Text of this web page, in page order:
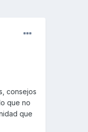
consejos
que no
que